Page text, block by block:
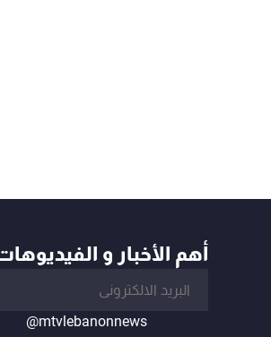
أهم الأخبار و
@mtvlebanonnews